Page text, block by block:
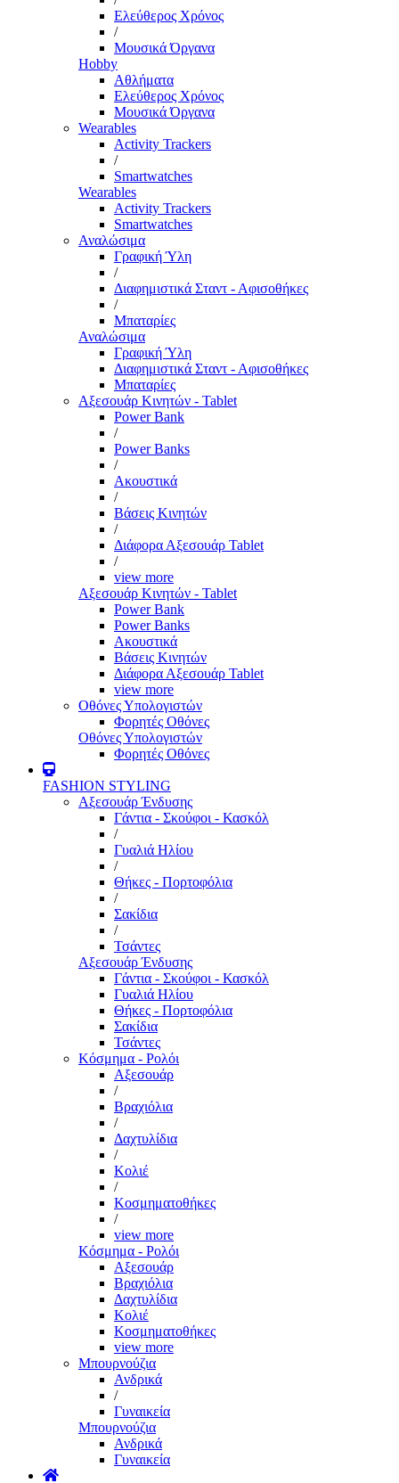
Ελεύθερος Χρόνος
/
Μουσικά Όργανα
Hobby
Αθλήματα
Ελεύθερος Χρόνος
Μουσικά Όργανα
Wearables
Activity Trackers
/
Smartwatches
Wearables
Activity Trackers
Smartwatches
Αναλώσιμα
Γραφική Ύλη
/
Διαφημιστικά Σταντ - Αφισοθήκες
/
Μπαταρίες
Αναλώσιμα
Γραφική Ύλη
Διαφημιστικά Σταντ - Αφισοθήκες
Μπαταρίες
Αξεσουάρ Κινητών - Tablet
Power Bank
/
Power Banks
/
Ακουστικά
/
Βάσεις Κινητών
/
Διάφορα Αξεσουάρ Tablet
/
view more
Αξεσουάρ Κινητών - Tablet
Power Bank
Power Banks
Ακουστικά
Βάσεις Κινητών
Διάφορα Αξεσουάρ Tablet
view more
Οθόνες Υπολογιστών
Φορητές Οθόνες
Οθόνες Υπολογιστών
Φορητές Οθόνες
FASHION STYLING
Αξεσουάρ Ένδυσης
Γάντια - Σκούφοι - Κασκόλ
/
Γυαλιά Ηλίου
/
Θήκες - Πορτοφόλια
/
Σακίδια
/
Τσάντες
Αξεσουάρ Ένδυσης
Γάντια - Σκούφοι - Κασκόλ
Γυαλιά Ηλίου
Θήκες - Πορτοφόλια
Σακίδια
Τσάντες
Κόσμημα - Ρολόι
Αξεσουάρ
/
Βραχιόλια
/
Δαχτυλίδια
/
Κολιέ
/
Κοσμηματοθήκες
/
view more
Κόσμημα - Ρολόι
Αξεσουάρ
Βραχιόλια
Δαχτυλίδια
Κολιέ
Κοσμηματοθήκες
view more
Μπουρνούζια
Ανδρικά
/
Γυναικεία
Μπουρνούζια
Ανδρικά
Γυναικεία